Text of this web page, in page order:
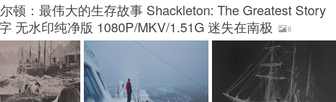
顿：最伟大的生存故事 Shackleton: The Greatest Story
无水印纯净版 1080P/MKV/1.51G 迷失在南极
6